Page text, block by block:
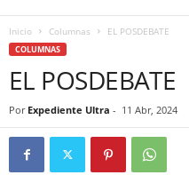
Inicio Columnas EL POSDEBATE
COLUMNAS
EL POSDEBATE
Por Expediente Ultra - 11 Abr, 2024